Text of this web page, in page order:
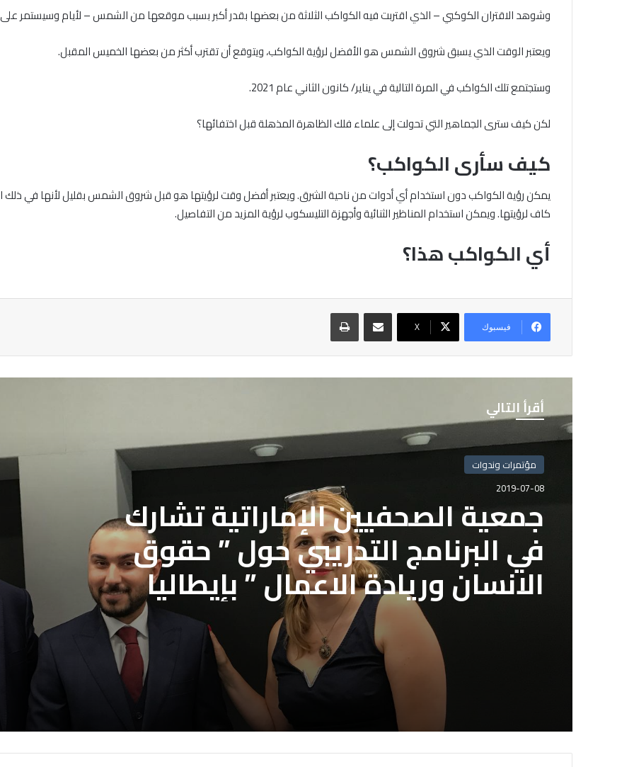
وشوهد الاقتران الكوكبي – الذي اقتربت فيه الكواكب الثلاثة من بعضها بقدر أكبر بسبب موقعها من الشمس – لأيام وسيستمر على
ويعتبر الوقت الذي يسبق شروق الشمس هو الأفضل لرؤية الكواكب، ويتوقع أن تقترب أكثر من بعضها الخميس المقبل.
وستجتمع تلك الكواكب في المرة التالية في يناير/ كانون الثاني عام 2021.
لكن كيف سترى الجماهير التي تحولت إلى علماء فلك الظاهرة المذهلة قبل اختفائها؟
كيف سأرى الكواكب؟
يمكن رؤية الكواكب دون استخدام أي أدوات من ناحية الشرق. ويعتبر أفضل وقت لرؤيتها هو قبل شروق الشمس بقليل لأنها في
كاف لرؤيتها. ويمكن استخدام المناظير الثنائية وأجهزة التليسكوب لرؤية المزيد من التفاصيل.
أي الكواكب هذا؟
فيسبوك X
مشاركة عبر البريد طباعة
أقرأ التالي
مؤتمرات وندوات
2019-07-08
جمعية الصحفيين الإماراتية تشارك
في البرنامج التدريبي حول ” حقوق
الانسان وريادة الاعمال ” بإيطاليا
مؤتمرات وندوات
2019-07-07
المجلس الأعلى للإعلام المصري ينعي
مكرم جاد الكريم مصور «حرب أكتوبر»